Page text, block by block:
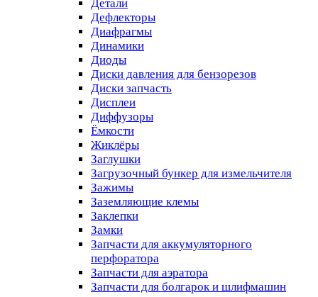
Детали
Дефлекторы
Диафрагмы
Динамики
Диоды
Диски давления для бензорезов
Диски запчасть
Дисплеи
Диффузоры
Ёмкости
Жиклёры
Заглушки
Загрузочный бункер для измельчителя
Зажимы
Заземляющие клемы
Заклепки
Замки
Запчасти для аккумуляторного
перфоратора
Запчасти для аэратора
Запчасти для болгарок и шлифмашин